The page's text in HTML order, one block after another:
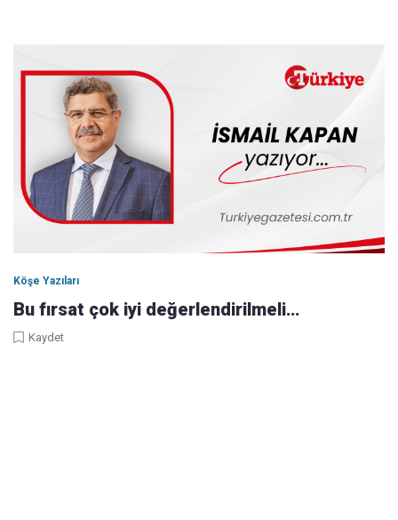
Köşe Yazıları
Bu fırsat çok iyi değerlendirilmeli…
Kaydet